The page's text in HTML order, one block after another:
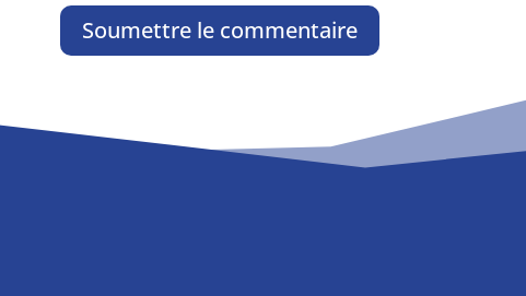
Soumettre le commentaire